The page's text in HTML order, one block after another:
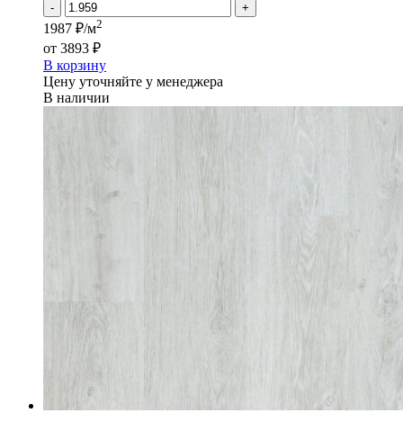
- +
1987 ₽/м2
от 3893 ₽
В корзину
Цену уточняйте у менеджера
В наличии